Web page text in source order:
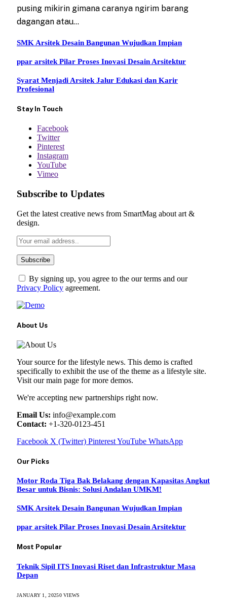
pusing mikirin gimana caranya ngirim barang
dagangan atau…
SMK Arsitek Desain Bangunan Wujudkan Impian
ppar arsitek Pilar Proses Inovasi Desain Arsitektur
Syarat Menjadi Arsitek Jalur Edukasi dan Karir
Profesional
Stay In Touch
Facebook
Twitter
Pinterest
Instagram
YouTube
Vimeo
Subscribe to Updates
Get the latest creative news from SmartMag about art &
design.
By signing up, you agree to the our terms and our
Privacy Policy agreement.
About Us
Your source for the lifestyle news. This demo is crafted
specifically to exhibit the use of the theme as a lifestyle site.
Visit our main page for more demos.
We're accepting new partnerships right now.
Email Us: info@example.com
Contact: +1-320-0123-451
Facebook X (Twitter) PinterestYouTube WhatsApp
Our Picks
Motor Roda Tiga Bak Belakang dengan Kapasitas Angkut
Besar untuk Bisnis: Solusi Andalan UMKM!
SMK Arsitek Desain Bangunan Wujudkan Impian
ppar arsitek Pilar Proses Inovasi Desain Arsitektur
Most Popular
Teknik Sipil ITS Inovasi Riset dan Infrastruktur Masa
Depan
JANUARY 1, 20250VIEWS